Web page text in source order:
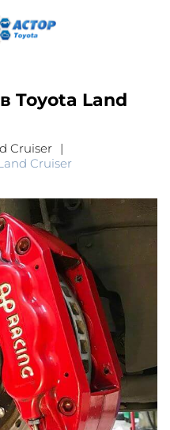
Toyota Land
Cruiser
Cruiser